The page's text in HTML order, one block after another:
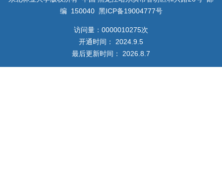
编 150040 黑ICP备19004777号
访问量： 0000010275次
开通时间： 2024 9 5
最后更新时间： 2026 8 7